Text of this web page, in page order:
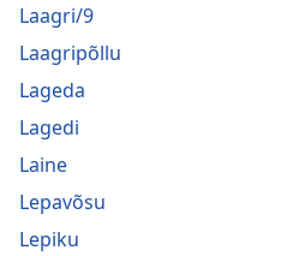
Laagri/9
Laagripõllu
Lageda
Lagedi
Laine
Lepavõsu
Lepiku